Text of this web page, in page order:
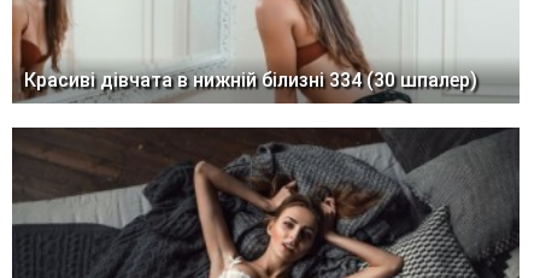
Красиві дівчата в нижній білизні 334 (30 шпалер)